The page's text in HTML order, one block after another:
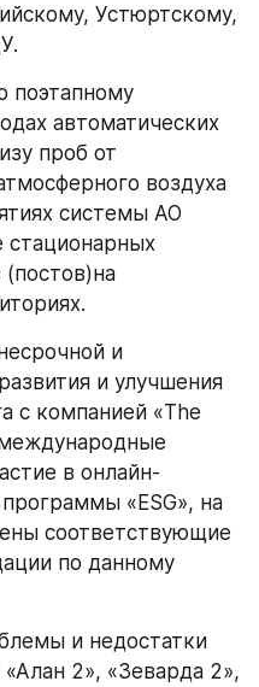
Устюртскому,
поэтапному
автоматических
проб от
воздуха
системы АО
стационарных
и
и улучшения
с компанией «The
в онлайн-
«ESG», на
соответствующие
по данному
и недостатки
2», «Зеварда 2»,